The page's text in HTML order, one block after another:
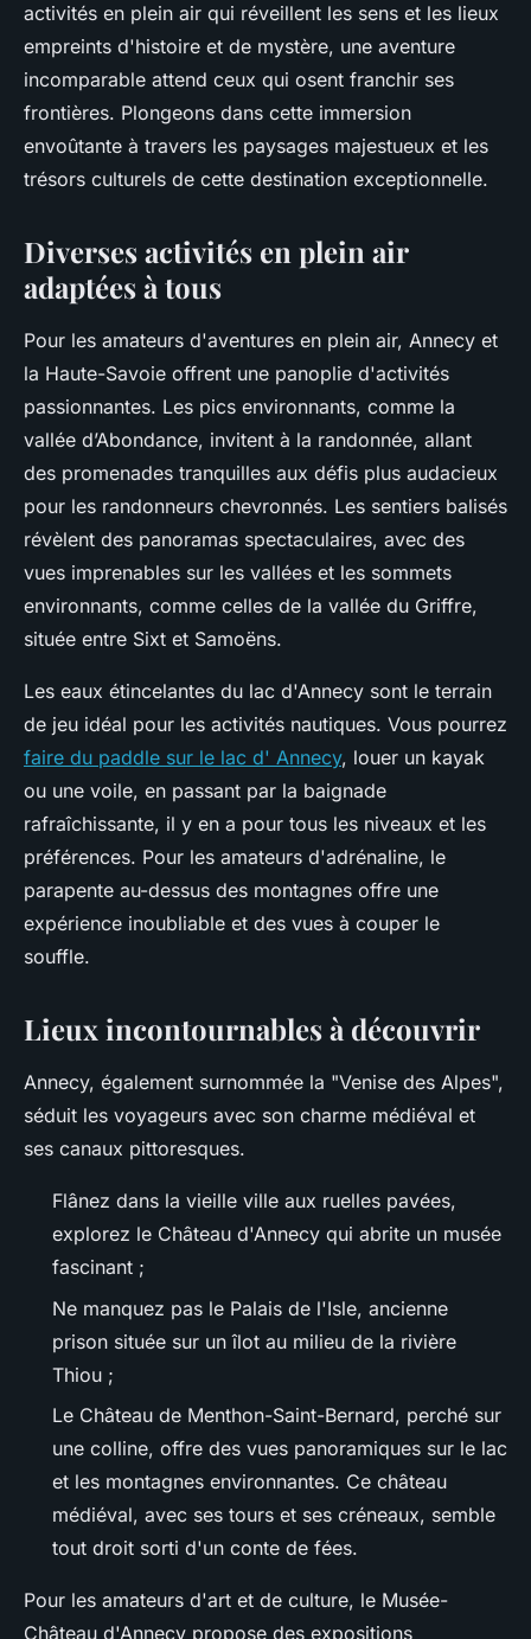
véronique •4 septembre 2023•2 min de lecture
activités en plein air qui réveillent les sens et les lieux
empreints d'histoire et de mystère, une aventure
incomparable attend ceux qui osent franchir ses
frontières. Plongeons dans cette immersion
envoûtante à travers les paysages majestueux et les
trésors culturels de cette destination exceptionnelle.
Diverses activités en plein air
adaptées à tous
Pour les amateurs d'aventures en plein air, Annecy et
la Haute-Savoie offrent une panoplie d'activités
passionnantes. Les pics environnants, comme la
vallée d’Abondance, invitent à la randonnée, allant
des promenades tranquilles aux défis plus audacieux
pour les randonneurs chevronnés. Les sentiers balisés
révèlent des panoramas spectaculaires, avec des
vues imprenables sur les vallées et les sommets
environnants, comme celles de la vallée du Griffre,
située entre Sixt et Samoëns.
Les eaux étincelantes du lac d'Annecy sont le terrain
de jeu idéal pour les activités nautiques. Vous pourrez
faire du paddle sur le lac d' Annecy, louer un kayak
ou une voile, en passant par la baignade
rafraîchissante, il y en a pour tous les niveaux et les
préférences. Pour les amateurs d'adrénaline, le
parapente au-dessus des montagnes offre une
expérience inoubliable et des vues à couper le
souffle.
Lieux incontournables à découvrir
Annecy, également surnommée la "Venise des Alpes",
séduit les voyageurs avec son charme médiéval et
ses canaux pittoresques.
Flânez dans la vieille ville aux ruelles pavées,
explorez le Château d'Annecy qui abrite un musée
fascinant ;
Ne manquez pas le Palais de l'Isle, ancienne
prison située sur un îlot au milieu de la rivière
Thiou ;
Le Château de Menthon-Saint-Bernard, perché sur
une colline, offre des vues panoramiques sur le lac
et les montagnes environnantes. Ce château
médiéval, avec ses tours et ses créneaux, semble
tout droit sorti d'un conte de fées.
Pour les amateurs d'art et de culture, le Musée-
Château d'Annecy propose des expositions